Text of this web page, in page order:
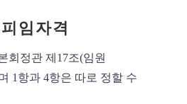
임자격
회정관 제17조(임원
1항과 4항은 따로 정할 수